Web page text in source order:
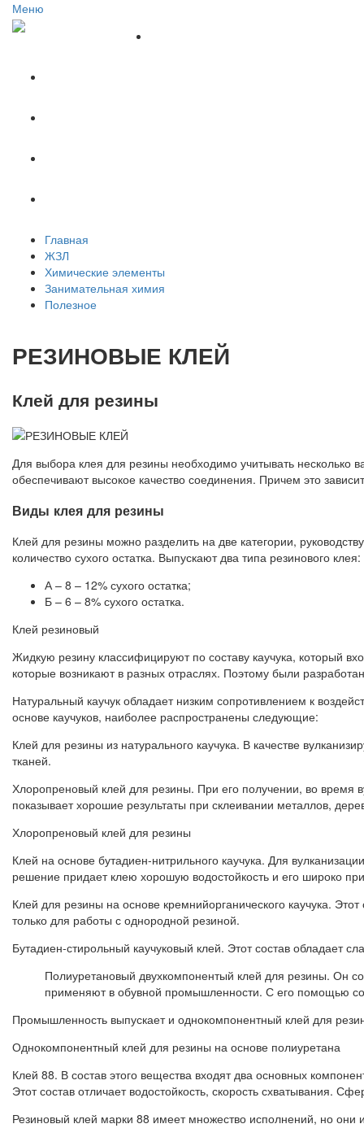
Меню
Главная
ЖЗЛ
Химические элементы
Занимательная химия
Полезное
РЕЗИНОВЫЕ КЛЕЙ
Клей для резины
Для выбора клея для резины необходимо учитывать
обеспечивают высокое качество соединения. Причем это
Виды клея для резины
Клей для резины можно разделить на две категории,
количество сухого остатка. Выпускают два типа резинового клея:
А – 8 – 12% сухого остатка;
Б – 6 – 8% сухого остатка.
Клей резиновый
Жидкую резину классифицируют по составу каучука, который
которые возникают в разных отраслях. Поэтому были
Натуральный каучук обладает низким сопротивлением к
основе каучуков, наиболее распространены следующие:
Клей для резины из натурального каучука. В качестве
тканей.
Хлоропреновый клей для резины. При его получении, во время
показывает хорошие результаты при склеивании металлов,
Хлоропреновый клей для резины
Клей на основе бутадиен-нитрильного каучука. Для
решение придает клею хорошую водостойкость и его широко
Клей для резины на основе кремнийорганического каучука.
только для работы с однородной резиной.
Бутадиен-стирольный каучуковый клей. Этот состав обладает
Полиуретановый двухкомпонентый клей для резины. Он
применяют в обувной промышленности. С его помощью
Промышленность выпускает и однокомпонентный клей для
Однокомпонентный клей для резины на основе полиуретана
Клей 88. В состав этого вещества входят два основных
Этот состав отличает водостойкость, скорость схватывания.
Резиновый клей марки 88 имеет множество исполнений, но